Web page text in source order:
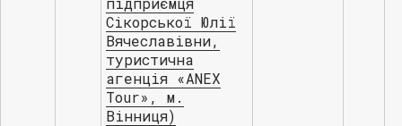
Сікорської Юлії
Вячеславівни,
туристична
агенція «ANEX
Tour», м.
Вінниця)